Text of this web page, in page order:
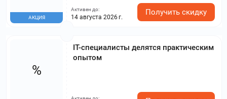
АКЦИЯ
Активен до:
14 августа 2026 г.
Получить скидку
IT-специалисты делятся практическим
опытом
%